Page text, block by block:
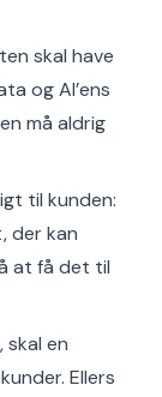
skal have
og AI’ens
må aldrig
til kunden:
der kan
at få det til
skal en
Ellers